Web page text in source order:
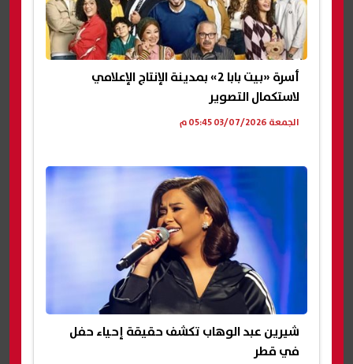
أسرة «بيت بابا 2» بمدينة الإنتاج الإعلامي
لاستكمال التصوير
الجمعة 03/07/2026 05:45 م
شيرين عبد الوهاب تكشف حقيقة إحياء حفل
في قطر